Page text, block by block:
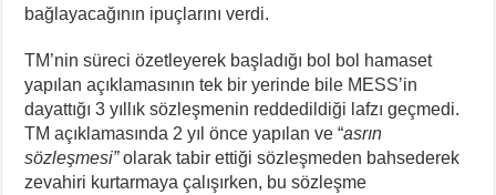
bağlayacağının ipuçlarını verdi.
TM’nin süreci özetleyerek başladığı bol bol hamaset
yapılan açıklamasının tek bir yerinde bile MESS’in
dayattığı 3 yıllık sözleşmenin reddedildiği lafzı geçmedi.
TM açıklamasında 2 yıl önce yapılan ve “asrın
sözleşmesi”olarak tabir ettiği sözleşmeden bahsederek
zevahiri kurtarmaya çalışırken, bu sözleşme